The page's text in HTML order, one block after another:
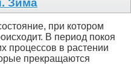
при котором
В период покоя
процессов в растении
прекращаются